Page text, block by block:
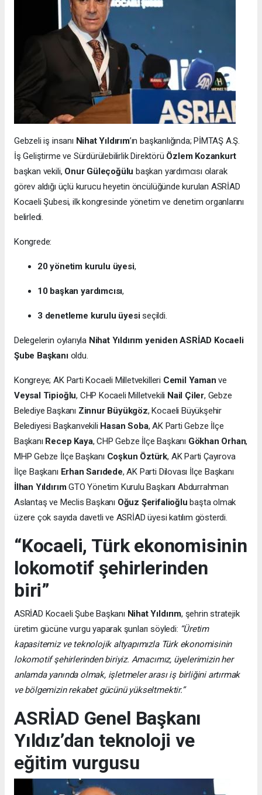
Gebzeli iş insanı Nihat Yıldırım’ın başkanlığında; PİMTAŞ A.Ş.
İş Geliştirme ve Sürdürülebilirlik Direktörü Özlem Kozankurt
başkan vekili, Onur Güleçoğülu başkan yardımcısı olarak
görev aldığı üçlü kurucu heyetin öncülüğünde kurulan ASRİAD
Kocaeli Şubesi, ilk kongresinde yönetim ve denetim organlarını
belirledi.
Kongrede:
20 yönetim kurulu üyesi,
10 başkan yardımcısı,
3 denetleme kurulu üyesiseçildi.
Delegelerin oylarıyla Nihat Yıldırım yeniden ASRİAD Kocaeli
Şube Başkanıoldu.
Kongreye; AK Parti Kocaeli Milletvekilleri Cemil Yaman ve
Veysal Tipioğlu, CHP Kocaeli Milletvekili Nail Çiler, Gebze
Belediye Başkanı Zinnur Büyükgöz, Kocaeli Büyükşehir
Belediyesi Başkanvekili Hasan Soba, AK Parti Gebze İlçe
Başkanı Recep Kaya, CHP Gebze İlçe Başkanı Gökhan Orhan,
MHP Gebze İlçe Başkanı Coşkun Öztürk, AK Parti Çayırova
İlçe Başkanı Erhan Sarıdede, AK Parti Dilovası İlçe Başkanı
İlhan YıldırımGTO Yönetim Kurulu Başkanı Abdurrahman
Aslantaş ve Meclis Başkanı Oğuz Şerifalioğlu başta olmak
üzere çok sayıda davetli ve ASRİAD üyesi katılım gösterdi.
“Kocaeli, Türk ekonomisinin
lokomotif şehirlerinden
biri”
ASRİAD Kocaeli Şube Başkanı Nihat Yıldırım, şehrin stratejik
üretim gücüne vurgu yaparak şunları söyledi: “Üretim
kapasitemiz ve teknolojik altyapımızla Türk ekonomisinin
lokomotif şehirlerinden biriyiz. Amacımız, üyelerimizin her
anlamda yanında olmak, işletmeler arası iş birliğini artırmak
ve bölgemizin rekabet gücünü yükseltmektir.”
ASRİAD Genel Başkanı
Yıldız’dan teknoloji ve
eğitim vurgusu